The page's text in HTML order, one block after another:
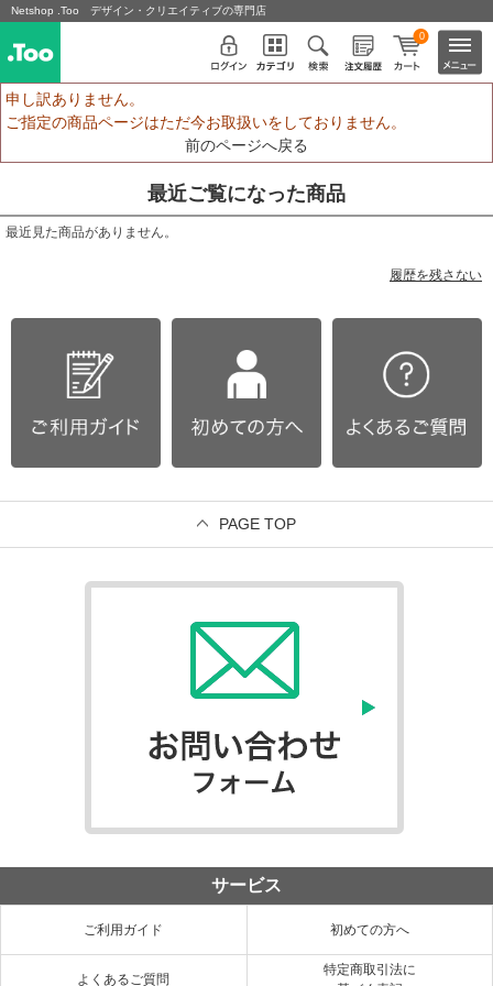
Netshop .Too デザイン・クリエイティブの専門店
0
申し訳ありません。
ご指定の商品ページはただ今お取扱いをしておりません。
前のページへ戻る
最近ご覧になった商品
最近見た商品がありません。
履歴を残さない
PAGE TOP
サービス
ご利用ガイド 初めての方へ
よくあるご質問
特定商取引法に